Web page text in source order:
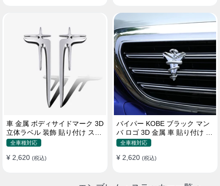
車 金属 ボディサイドマーク 3D
立体ラベル 装飾 貼り付け ステ
ッカー
全車種対応
¥ 2,620 (税込)
バイパー KOBE ブラック マン
バ ロゴ 3D 金属 車 貼り付け 装
飾 ステッカー
全車種対応
¥ 2,620 (税込)